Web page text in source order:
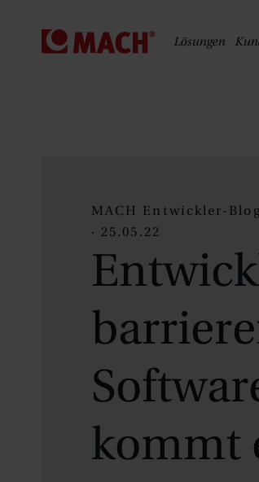
Lösungen
MACH Entwickler-
· 25.05.22
kommt